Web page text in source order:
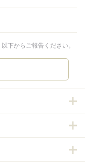
下からご報告ください。